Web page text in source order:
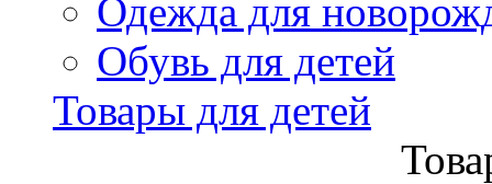
Одежда для
Обувь для детей
Товары для детей